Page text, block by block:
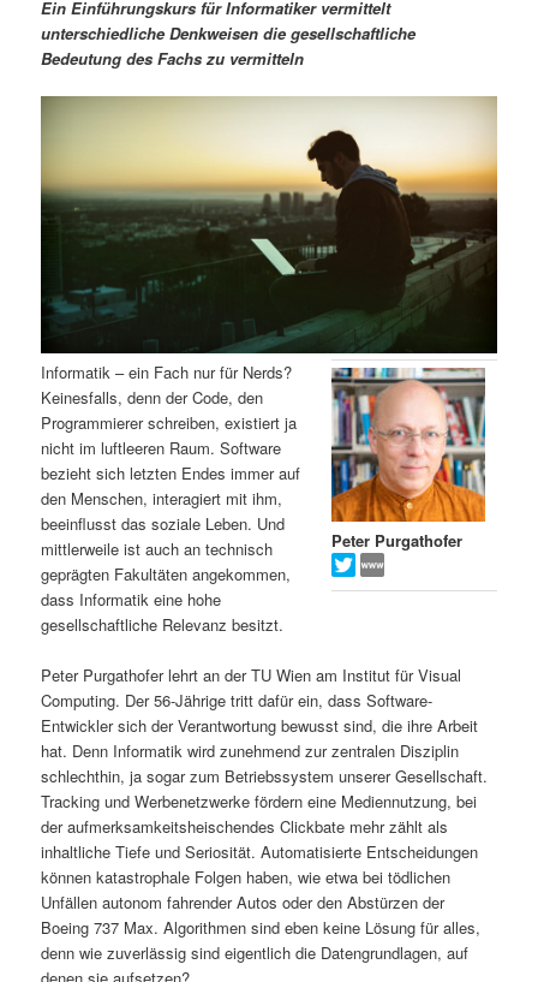
ä
r
n
n
l
t
s
p
r
i
n
g
e
n
n
d
r
n
h
a
l
t
s
p
r
i
n
g
n
a
v
i
o
Ein Einführungskurs für Informatiker vermittelt
unterschiedliche Denkweisen die gesellschaftliche
Bedeutung des Fachs zu vermitteln
Peter Purgathofer
Informatik – ein Fach nur für Nerds?
Keinesfalls, denn der Code, den
Programmierer schreiben, existiert ja
nicht im luftleeren Raum. Software
bezieht sich letzten Endes immer auf
den Menschen, interagiert mit ihm,
beeinflusst das soziale Leben. Und
mittlerweile ist auch an technisch
geprägten Fakultäten angekommen,
dass Informatik eine hohe
gesellschaftliche Relevanz besitzt.
Peter Purgathofer lehrt an der TU Wien am Institut für Visual
Computing. Der 56-Jährige tritt dafür ein, dass Software-
Entwickler sich der Verantwortung bewusst sind, die ihre Arbeit
hat. Denn Informatik wird zunehmend zur zentralen Disziplin
schlechthin, ja sogar zum Betriebssystem unserer Gesellschaft.
Tracking und Werbenetzwerke fördern eine Mediennutzung, bei
der aufmerksamkeitsheischendes Clickbate mehr zählt als
inhaltliche Tiefe und Seriosität. Automatisierte Entscheidungen
können katastrophale Folgen haben, wie etwa bei tödlichen
Unfällen autonom fahrender Autos oder den Abstürzen der
Boeing 737 Max. Algorithmen sind eben keine Lösung für alles,
denn wie zuverlässig sind eigentlich die Datengrundlagen, auf
denen sie aufsetzen?